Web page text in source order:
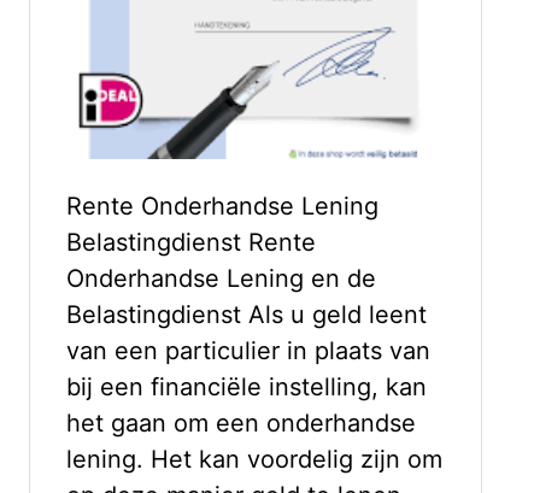
Rente Onderhandse Lening
Belastingdienst Rente
Onderhandse Lening en de
Belastingdienst Als u geld leent
van een particulier in plaats van
bij een financiële instelling, kan
het gaan om een onderhandse
lening. Het kan voordelig zijn om